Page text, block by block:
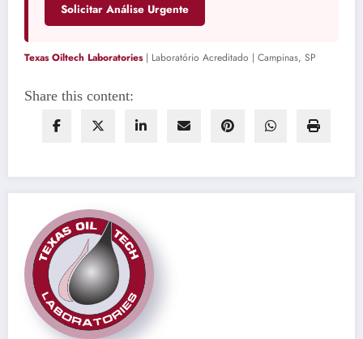
Solicitar Análise Urgente
Texas Oiltech Laboratories| Laboratório Acreditado | Campinas, SP
Share this content: